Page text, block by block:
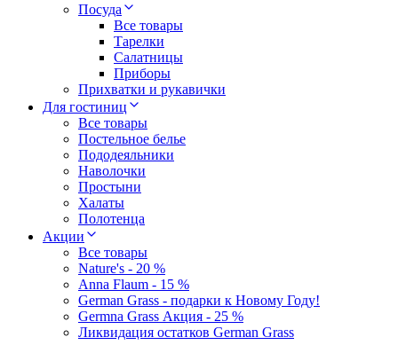
Посуда
Все товары
Тарелки
Салатницы
Приборы
Прихватки и рукавички
Для гостиниц
Все товары
Постельное белье
Пододеяльники
Наволочки
Простыни
Халаты
Полотенца
Акции
Все товары
Nature's - 20 %
Anna Flaum - 15 %
German Grass - подарки к Новому Году!
Germna Grass Акция - 25 %
Ликвидация остатков German Grass